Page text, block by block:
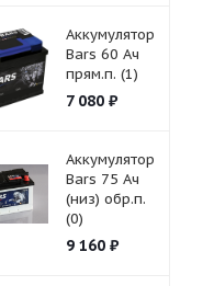
Аккумулятор
Bars 60 Ач
прям.п. (1)
7 080₽
Аккумулятор
Bars 75 Ач
(низ) обр.п.
(0)
9 160₽